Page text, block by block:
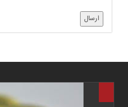
ارسال